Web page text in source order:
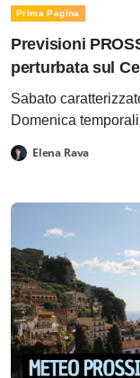
Prima Pagina
Previsioni
perturbata sul
Sabato
Domenica
Elena Rava